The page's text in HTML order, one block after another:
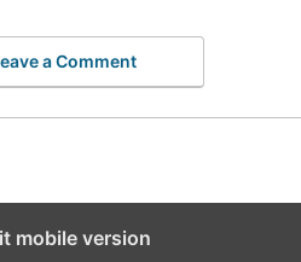
a Comment
mobile version